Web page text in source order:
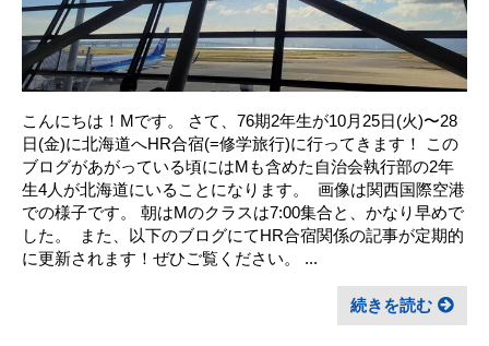
こんにちは！Mです。 さて、76期2年生が10月25日(火)〜28
日(金)に北海道へHR合宿(=修学旅行)に行ってきます！ この
ブログがあがっている頃にはMも含めた自治会執行部の2年
生4人が北海道にいることになります。 ㅤ 画像は関西国際空港
での様子です。 朝はMのクラスは7:00集合と、かなり早めで
した。 ㅤ また、以下のブログにてHR合宿関係の記事が定期的
に更新されます！ぜひご覧ください。 ...
続きを読む